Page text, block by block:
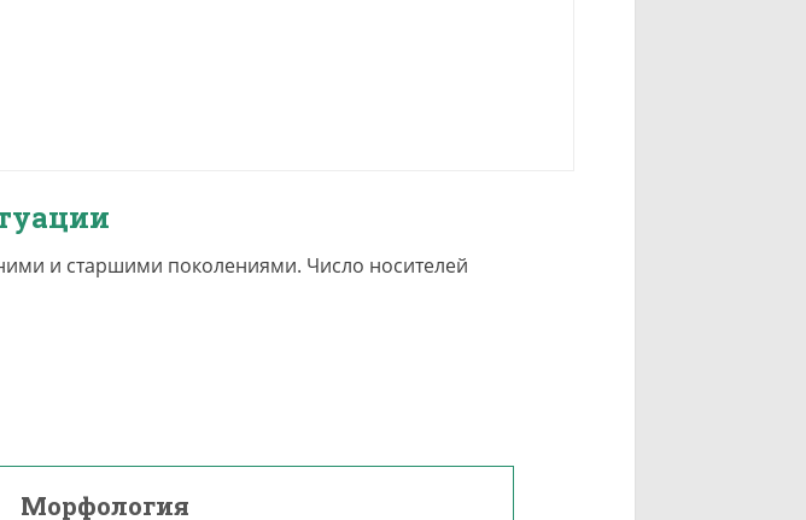
и старшими поколениями. Число носителей
Морфология